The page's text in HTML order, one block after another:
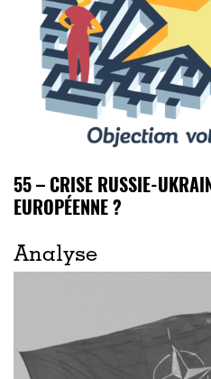
55 – CRISE RUSSIE-
EUROPÉENNE ?
Analyse